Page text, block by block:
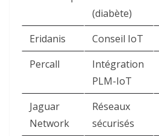
(diabète)
Eridanis Conseil IoT
Percall
Intégration
PLM-IoT
Jaguar
Network
Réseaux
sécurisés